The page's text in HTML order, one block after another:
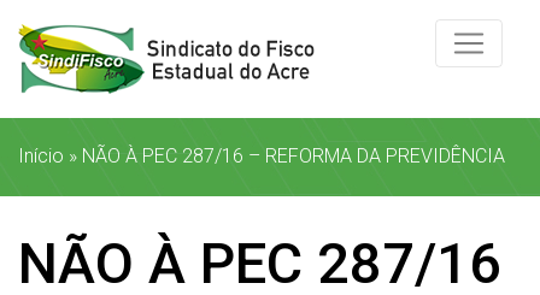
Início » NÃO À PEC 287/16 – REFORMA DA PREVIDÊNCIA
NÃO À PEC 287/16